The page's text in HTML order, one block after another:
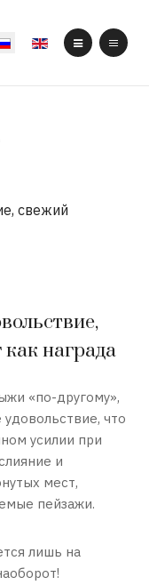
язык
свежий
награда
«по-другому»,
что
усилии при
и
мест,
пейзажи.
лишь на